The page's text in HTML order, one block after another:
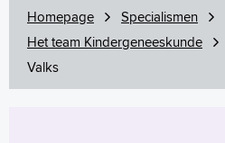
Homepage Specialismen
Het team Kindergeneeskunde
Valks